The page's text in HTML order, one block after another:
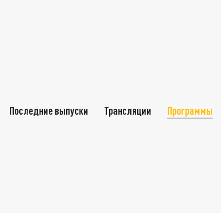
Последние выпуски Трансляции Программы